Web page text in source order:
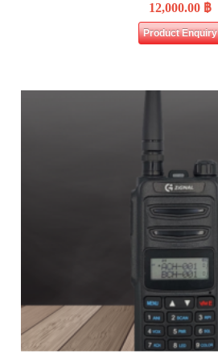
12,000.00 ฿
Product Enquiry